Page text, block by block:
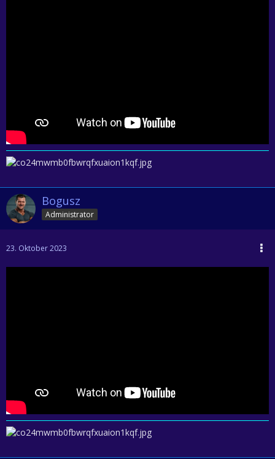
Bogusz
Administrator
23. Oktober 2023